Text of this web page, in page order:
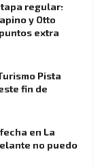
regular:
y Otto
extra
Pista
fin de
en La
no puedo